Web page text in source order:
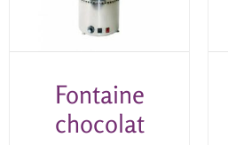
Fontaine
chocolat